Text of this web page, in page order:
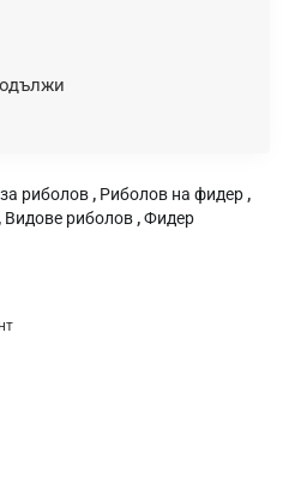
риболов , Риболов на фидер ,
, Видове риболов ,Фидер